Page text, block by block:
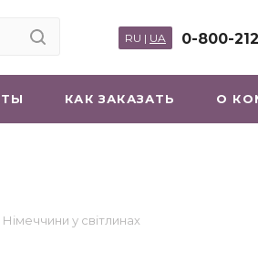
0-800-
RU | UA
КАК ЗАКАЗАТЬ О
Німеччини у світлинах